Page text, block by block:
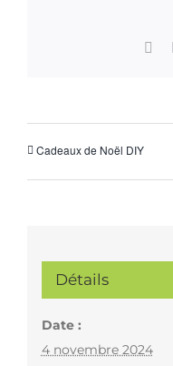
Cadeaux de Noël DIY
Détails
Date :
4 novembre 2024